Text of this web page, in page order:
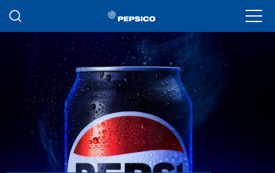
Ugrás a tartalomra